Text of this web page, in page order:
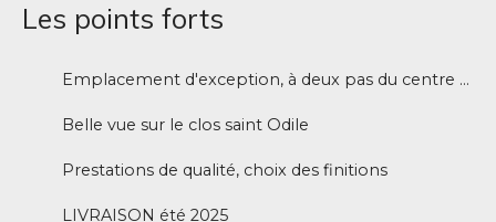
Les points forts
Emplacement d'exception, à deux pas du centre ville
Belle vue sur le clos saint Odile
Prestations de qualité, choix des finitions
LIVRAISON été 2025